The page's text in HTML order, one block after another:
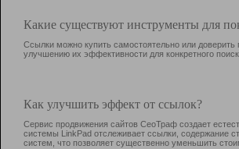
Какие существуют инструменты для
Ссылки можно купить самостоятельно или
улучшению их эффективности для конкретного
Как улучшить эффект от ссылок?
Сервис продвижения сайтов СеоТраф создает
системы LinkPad отслеживает ссылки, содержание
систем, что позволяет существенно уменьшить